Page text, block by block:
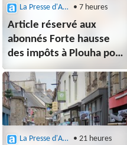
La Presse d'Armor (Paimpol) • 7 heures
Article réservé aux
abonnés Forte hausse
des impôts à Plouha pour
redresser le
budget communal
La Presse d'Armor (Paimpol) • 21 heures